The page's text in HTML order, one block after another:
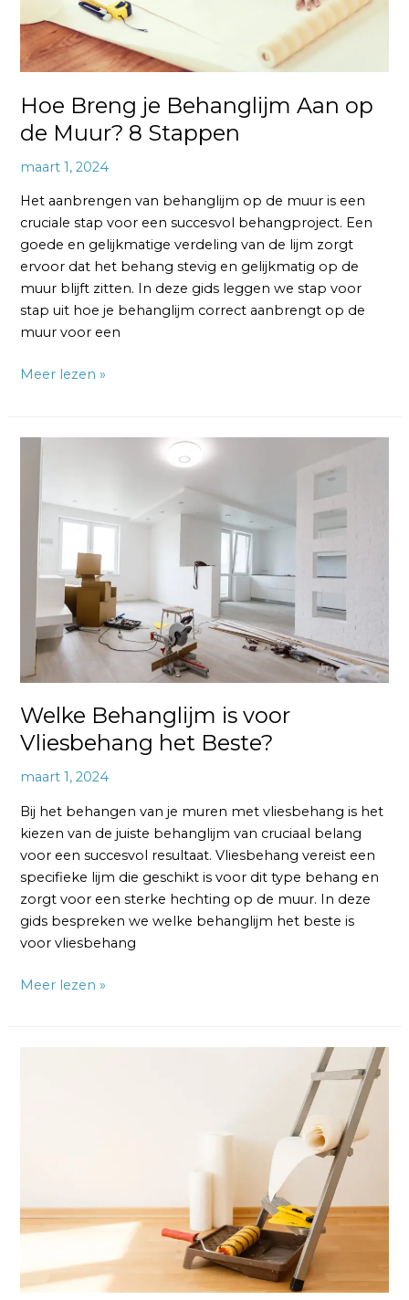
Hoe Breng je Behanglijm Aan op
de Muur? 8 Stappen
maart 1, 2024
Het aanbrengen van behanglijm op de muur is een
cruciale stap voor een succesvol behangproject. Een
goede en gelijkmatige verdeling van de lijm zorgt
ervoor dat het behang stevig en gelijkmatig op de
muur blijft zitten. In deze gids leggen we stap voor
stap uit hoe je behanglijm correct aanbrengt op de
muur voor een
Stappen
Meer lezen »
Welke Behanglijm is voor
Vliesbehang het Beste?
maart 1, 2024
Bij het behangen van je muren met vliesbehang is het
kiezen van de juiste behanglijm van cruciaal belang
voor een succesvol resultaat. Vliesbehang vereist een
specifieke lijm die geschikt is voor dit type behang en
zorgt voor een sterke hechting op de muur. In deze
gids bespreken we welke behanglijm het beste is
voor vliesbehang
voor
Vliesbehang
Beste?
Meer lezen »